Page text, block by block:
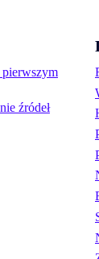
źródeł